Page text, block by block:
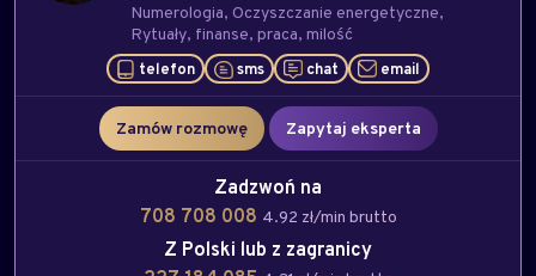
Numerologia Oczyszczanie energetyczne
Rytuały finanse praca milość
telefon sms chat email
Zamów rozmowę Zapytaj eksperta
Zadzwoń na
708 708 008 4.92 zł/min brutto
Z Polski lub z zagranicy